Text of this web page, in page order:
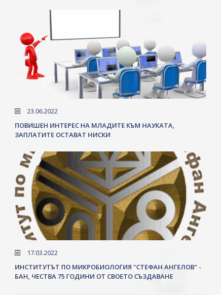
23.06.2022
ПОВИШЕН ИНТЕРЕС НА МЛАДИТЕ КЪМ НАУКАТА,
ЗАПЛАТИТЕ ОСТАВАТ НИСКИ
17.03.2022
ИНСТИТУТЪТ ПО МИКРОБИОЛОГИЯ "СТЕФАН АНГЕЛОВ" -
БАН, ЧЕСТВА 75 ГОДИНИ ОТ СВОЕТО СЪЗДАВАНЕ